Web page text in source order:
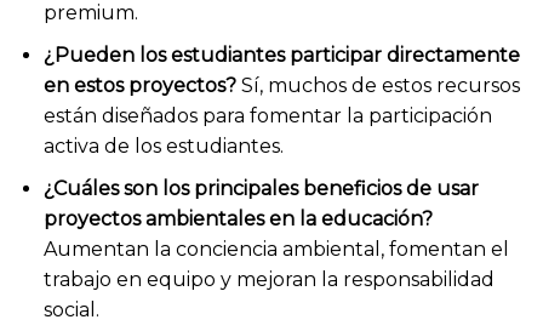
premium.
¿Pueden los estudiantes participar directamente
en estos proyectos?Sí, muchos de estos recursos
están diseñados para fomentar la participación
activa de los estudiantes.
¿Cuáles son los principales beneficios de usar
proyectos ambientales en la educación?
Aumentan la conciencia ambiental, fomentan el
trabajo en equipo y mejoran la responsabilidad
social.